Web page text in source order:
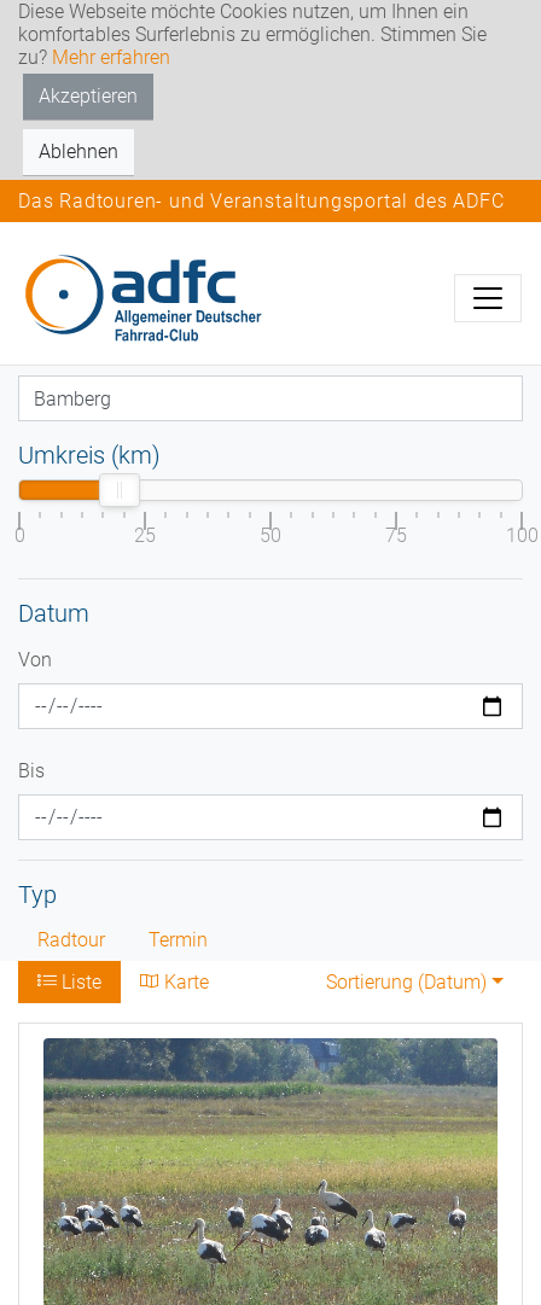
Diese Webseite möchte Cookies nutzen, um Ihnen ein
komfortables Surferlebnis zu ermöglichen. Stimmen Sie
zu? Mehr erfahren
Akzeptieren
Ablehnen
Das Radtouren- und Veranstaltungsportal des ADFC
Umkreis (km)
0 25 50 75 100
Datum
Von
Bis
Typ
Radtour
Termin
Liste
Karte Sortierung (Datum)